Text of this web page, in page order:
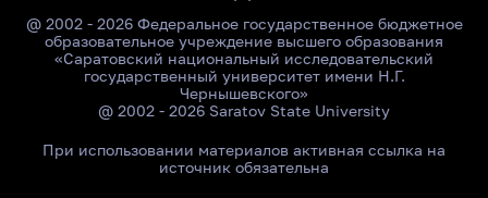
@ 2002 - 2026 Федеральное государственное бюджетное
образовательное учреждение высшего образования
«Саратовский национальный исследовательский
государственный университет имени Н.Г.
Чернышевского»
@ 2002 - 2026 Saratov State University
При использовании материалов активная ссылка на
источник обязательна